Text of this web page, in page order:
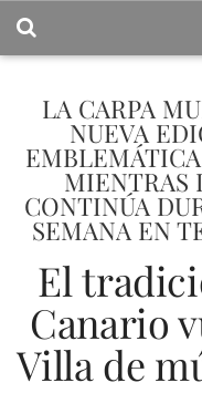
LA CARPA
NUEVA
MIENTRAS
CONTINÚA
SEMANA EN
El
Canario
Villa de